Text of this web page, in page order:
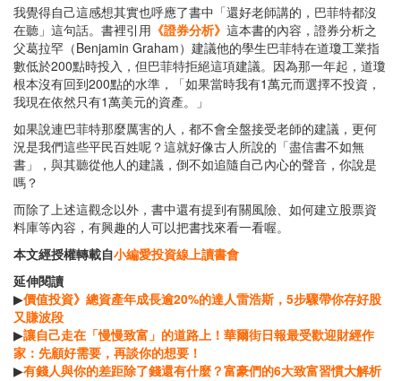
我覺得自己這感想其實也呼應了書中「還好老師講的，巴菲特都沒
在聽」這句話。書裡引用 《證券分析》 這本書的內容，證券分析之
父葛拉罕（Benjamin Graham）建議他的學生巴菲特在道瓊工業指
數低於200點時投入，但巴菲特拒絕這項建議。因為那一年起，道瓊
根本沒有回到200點的水準，「如果當時我有1萬元而選擇不投資，
我現在依然只有1萬美元的資產。」
如果說連巴菲特那麼厲害的人，都不會全盤接受老師的建議，更何
況是我們這些平民百姓呢？這就好像古人所說的「盡信書不如無
書」，與其聽從他人的建議，倒不如追隨自己內心的聲音，你說是
嗎？
而除了上述這觀念以外，書中還有提到有關風險、如何建立股票資
料庫等內容，有興趣的人可以把書找來看一看喔。
本文經授權轉載自小編愛投資線上讀書會
延伸閱讀
▶價值投資》總資產年成長逾20%的達人雷浩斯，5步驟帶你存好股
又賺波段
▶讓自己走在「慢慢致富」的道路上！華爾街日報最受歡迎財經作
家：先顧好需要，再談你的想要！
▶有錢人與你的差距除了錢還有什麼？富豪們的6大致富習慣大解析